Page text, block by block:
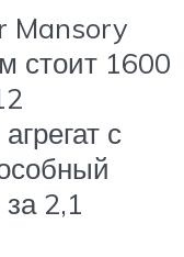
Mansory
стоит 1600
с
за 2,1